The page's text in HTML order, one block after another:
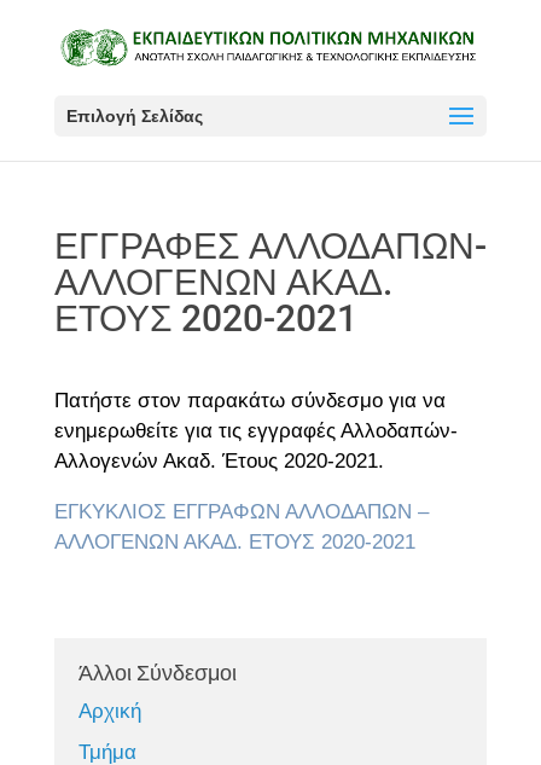
Επιλογή Σελίδας
ΕΓΓΡΑΦΕΣ ΑΛΛΟΔΑΠΩΝ-
ΑΛΛΟΓΕΝΩΝ ΑΚΑΔ.
ΕΤΟΥΣ 2020-2021
Πατήστε στον παρακάτω σύνδεσμο για να
ενημερωθείτε για τις εγγραφές Αλλοδαπών-
Αλλογενών Ακαδ. Έτους 2020-2021.
ΕΓΚΥΚΛΙΟΣ ΕΓΓΡΑΦΩΝ ΑΛΛΟΔΑΠΩΝ –
ΑΛΛΟΓΕΝΩΝ ΑΚΑΔ. ΕΤΟΥΣ 2020-2021
Άλλοι Σύνδεσμοι
Αρχική
Τμήμα